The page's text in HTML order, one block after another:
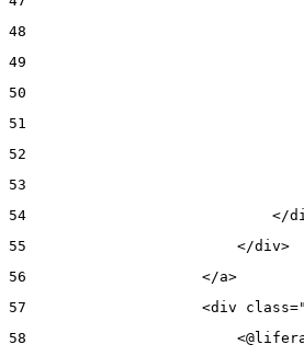
48
49
50
51
52
53
54
</
55
                        </div>
56
                    </a>
57
<div
58